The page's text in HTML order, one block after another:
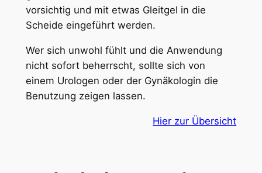
vorsichtig und mit etwas Gleitgel in die
Scheide eingeführt werden.
Wer sich unwohl fühlt und die Anwendung
nicht sofort beherrscht, sollte sich von
einem Urologen oder der Gynäkologin die
Benutzung zeigen lassen.
Hier zur Übersicht